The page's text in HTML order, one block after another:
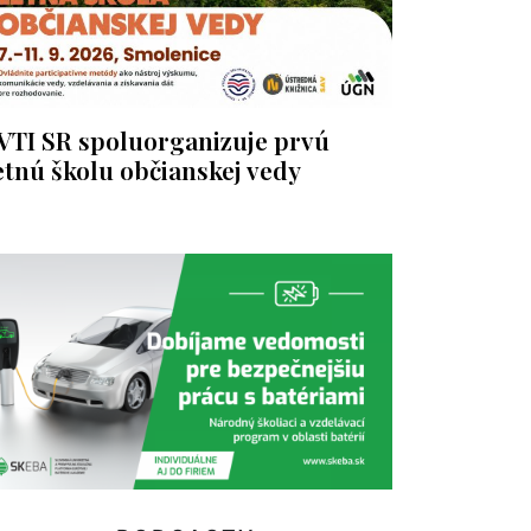
SR spoluorganizuje prvú
školu občianskej vedy